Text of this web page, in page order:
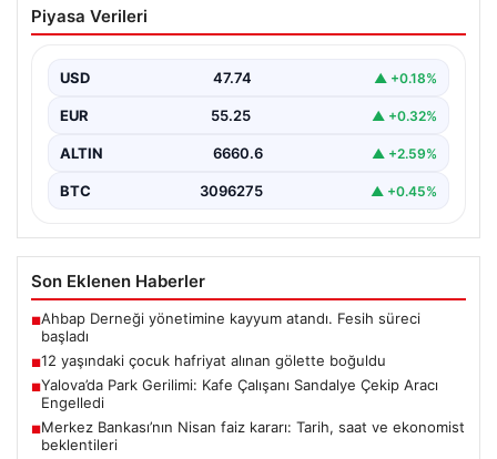
gölette boğuldu
Oluşan Gölette Boğuldu", "content": "Erzurum’un Oltu
ilçesinde…
Piyasa Verileri
USD 47.74 ▲ +0.18%
EUR 55.25 ▲ +0.32%
ALTIN 6660.6 ▲ +2.59%
BTC 3096275 ▲ +0.45%
Son Eklenen Haberler
■Ahbap Derneği yönetimine kayyum atandı. Fesih süreci
başladı
■12 yaşındaki çocuk hafriyat alınan gölette boğuldu
■Yalova’da Park Gerilimi: Kafe Çalışanı Sandalye Çekip Aracı
Engelledi
■Merkez Bankası’nın Nisan faiz kararı: Tarih, saat ve ekonomist
beklentileri